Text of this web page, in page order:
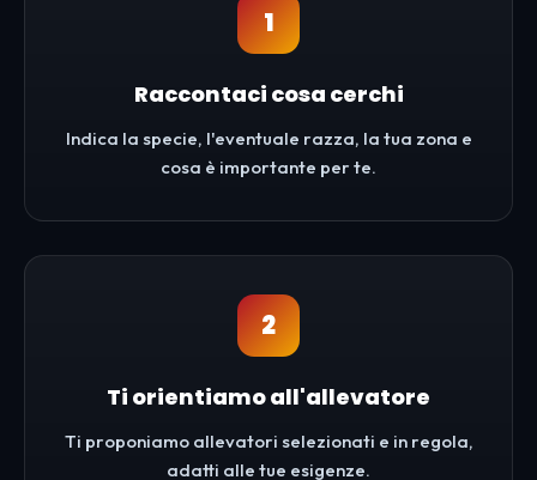
1
Raccontaci cosa cerchi
Indica la specie, l'eventuale razza, la tua zona e
cosa è importante per te.
2
Ti orientiamo all'allevatore
Ti proponiamo allevatori selezionati e in regola,
adatti alle tue esigenze.